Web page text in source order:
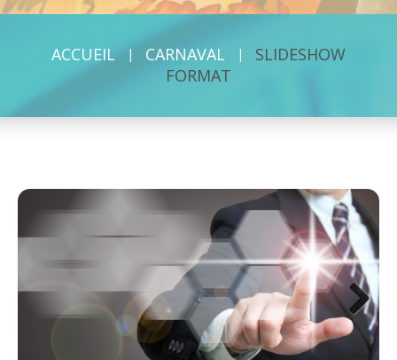
ACCUEIL CARNAVAL
SLIDESHOW
FORMAT